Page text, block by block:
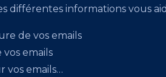
différentes informations vous
de vos emails
vos emails
vos emails…